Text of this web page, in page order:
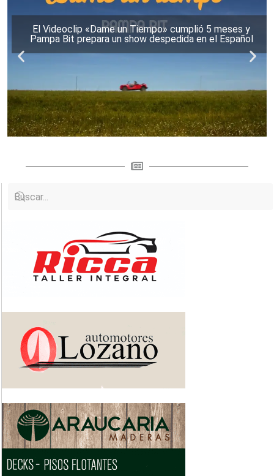
El Videoclip «Dame un Tiempo» cumplió 5 meses y
Pampa Bit prepara un show despedida en el Español